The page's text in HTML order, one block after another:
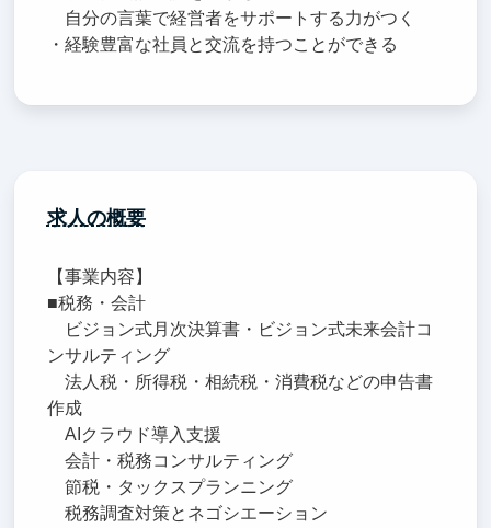
自分の言葉で経営者をサポートする力がつく
・経験豊富な社員と交流を持つことができる
求人の概要
【事業内容】
■税務・会計
ビジョン式月次決算書・ビジョン式未来会計コ
ンサルティング
法人税・所得税・相続税・消費税などの申告書
作成
AIクラウド導入支援
会計・税務コンサルティング
節税・タックスプランニング
税務調査対策とネゴシエーション